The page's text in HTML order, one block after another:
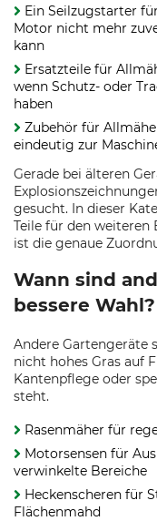
Ein Seilzugstarter
Motor nicht mehr
kann
Ersatzteile für
wenn Schutz- oder
haben
Zubehör für
eindeutig zur
Gerade bei älteren
gesucht. In dieser
Teile für den weiteren
ist die genaue
Wann sind
bessere Wahl?
Andere Gartengeräte
nicht hohes Gras auf
Kantenpflege oder
steht.
Rasenmäher für
Motorsensen für
verwinkelte Bereiche
Heckenscheren für
Flächenmahd